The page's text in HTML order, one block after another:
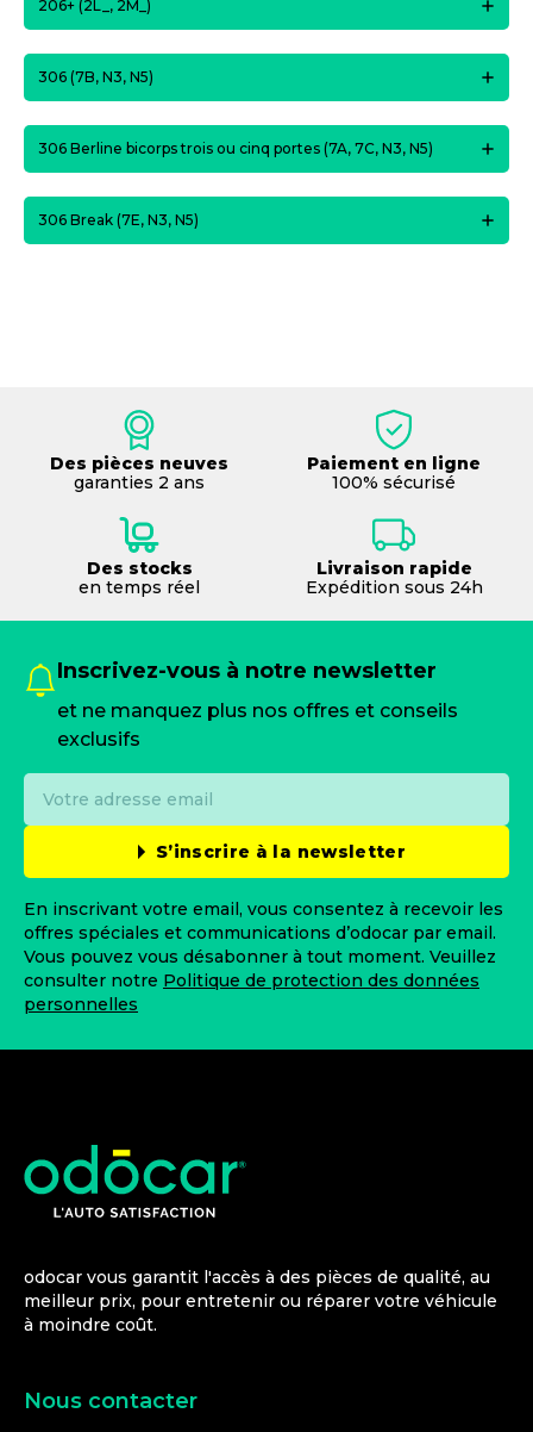
206+ (2L_, 2M_)
306 (7B, N3, N5)
306 Berline bicorps trois ou cinq portes (7A, 7C, N3, N5)
306 Break (7E, N3, N5)
Des pièces neuves
garanties 2 ans
Paiement en ligne
100% sécurisé
Des stocks
en temps réel
Livraison rapide
Expédition sous 24h
Inscrivez-vous à notre newsletter
et ne manquez plus nos offres et conseils
exclusifs
S’inscrire à la newsletter
En inscrivant votre email, vous consentez à recevoir les
offres spéciales et communications d’odocar par email.
Vous pouvez vous désabonner à tout moment. Veuillez
consulter notre Politique de protection des données
personnelles
odocar vous garantit l'accès à des pièces de qualité, au
meilleur prix, pour entretenir ou réparer votre véhicule
à moindre coût.
Nous contacter